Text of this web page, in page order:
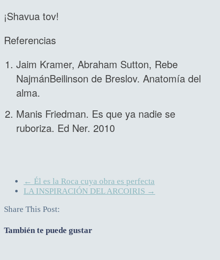
¡Shavua tov!
Referencias
Jaim Kramer, Abraham Sutton, Rebe
NajmánBeilinson de Breslov. Anatomía del
alma.
Manis Friedman. Es que ya nadie se
ruboriza. Ed Ner. 2010
← Él es la Roca cuya obra es perfecta
LA INSPIRACIÓN DEL ARCOIRIS →
Share This Post:
También te puede gustar